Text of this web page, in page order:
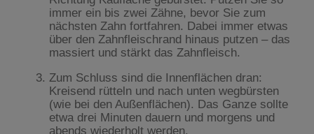
immer ein bis zwei Zähne, bevor Sie zum
nächsten Zahn fortfahren. Dabei immer etwas
über den Zahnfleischrand hinaus putzen – das
massiert und stärkt das Zahnfleisch.
Zum Schluss sind die Innenflächen dran:
Kreisend rütteln und nach unten wegbürsten
(wie bei den Außenflächen). Das Ganze sollte
etwa drei Minuten dauern und morgens und
abends wiederholt werden.